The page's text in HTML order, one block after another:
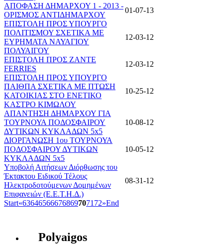
ΑΠΟΦΑΣΗ ΔΗΜΑΡΧΟΥ 1 - 2013 -
ΟΡΙΣΜΟΣ ΑΝΤΙΔΗΜΑΡΧΟΥ
01-07-13
ΕΠΙΣΤΟΛΗ ΠΡΟΣ ΥΠΟΥΡΓΟ
ΠΟΛΙΤΙΣΜΟΥ ΣΧΕΤΙΚΑ ΜΕ
ΕΥΡΗΜΑΤΑ ΝΑΥΑΓΙΟΥ
ΠΟΛΥΑΙΓΟΥ
12-03-12
ΕΠΙΣΤΟΛΗ ΠΡΟΣ ZANTE
FERRIES
12-03-12
ΕΠΙΣΤΟΛΗ ΠΡΟΣ ΥΠΟΥΡΓΟ
ΠΑΙΘΠΑ ΣΧΕΤΙΚΑ ΜΕ ΠΤΩΣΗ
ΚΑΤΟΙΚΙΑΣ ΣΤΟ ΕΝΕΤΙΚΟ
ΚΑΣΤΡΟ ΚΙΜΩΛΟΥ
10-25-12
ΑΠΑΝΤΗΣΗ ΔΗΜΑΡΧΟΥ ΓΙΑ
ΤΟΥΡΝΟΥΑ ΠΟΔΟΣΦΑΙΡΟΥ
ΔΥΤΙΚΩΝ ΚΥΚΛΑΔΩΝ 5x5
10-08-12
ΔΙΟΡΓΑΝΩΣΗ 1ου ΤΟΥΡΝΟΥΑ
ΠΟΔΟΣΦΑΙΡΟΥ ΔΥΤΙΚΩΝ
ΚΥΚΛΑΔΩΝ 5x5
10-05-12
Υποβολή Αιτήσεων Διόρθωσης του
Έκτακτου Ειδικού Τέλους
Ηλεκτροδοτούμενων Δομημένων
Επιφανειών (Ε.Ε.Τ.Η.Δ.)
08-31-12
Start«636465666768697071 72»End
Polyaigos